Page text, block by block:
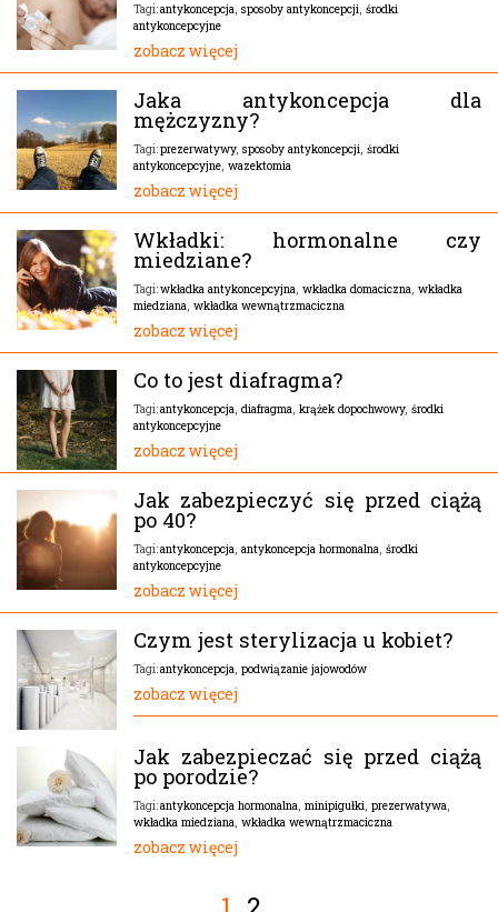
Tagi:antykoncepcja, sposoby antykoncepcji, środki
antykoncepcyjne
zobacz więcej
Jaka antykoncepcja dla
mężczyzny?
Tagi:prezerwatywy, sposoby antykoncepcji, środki
antykoncepcyjne, wazektomia
zobacz więcej
Wkładki: hormonalne czy
miedziane?
Tagi:wkładka antykoncepcyjna, wkładka domaciczna, wkładka
miedziana, wkładka wewnątrzmaciczna
zobacz więcej
Co to jest diafragma?
Tagi:antykoncepcja, diafragma, krążek dopochwowy, środki
antykoncepcyjne
zobacz więcej
Jak zabezpieczyć się przed ciążą
po 40?
Tagi:antykoncepcja, antykoncepcja hormonalna, środki
antykoncepcyjne
zobacz więcej
Czym jest sterylizacja u kobiet?
Tagi:antykoncepcja, podwiązanie jajowodów
zobacz więcej
Jak zabezpieczać się przed ciążą
po porodzie?
Tagi:antykoncepcja hormonalna, minipigułki, prezerwatywa,
wkładka miedziana, wkładka wewnątrzmaciczna
zobacz więcej